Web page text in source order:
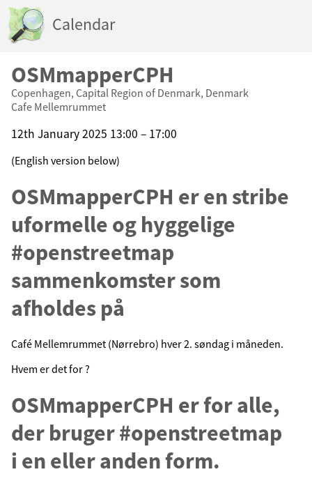
Calendar
OSMmapperCPH
Copenhagen, Capital Region of Denmark, Denmark
Cafe Mellemrummet
12th January 2025 13:00 – 17:00
(English version below)
OSMmapperCPH er en stribe
uformelle og hyggelige
#openstreetmap
sammenkomster som
afholdes på
Café Mellemrummet (Nørrebro) hver 2. søndag i måneden.
Hvem er det for ?
OSMmapperCPH er for alle,
der bruger #openstreetmap
i en eller anden form.